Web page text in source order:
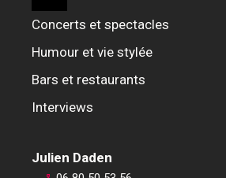
Concerts et spectacles
Humour et vie stylée
Bars et restaurants
Interviews
Julien Daden